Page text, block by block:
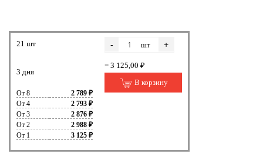
21 шт
3 дня
От 8
2 789 ₽
От 4
2 793 ₽
От 3
2 876 ₽
От 2
2 988 ₽
От 1
3 125 ₽
- шт +
= 3 125,00 ₽
В корзину